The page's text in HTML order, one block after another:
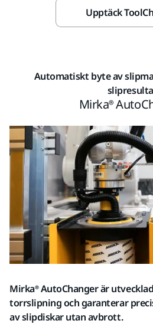
Upptäck
Automatiskt byte av
Mirka®
Mirka® AutoChanger är
torrslipning och garanterar
av slipdiskar utan avbrott.